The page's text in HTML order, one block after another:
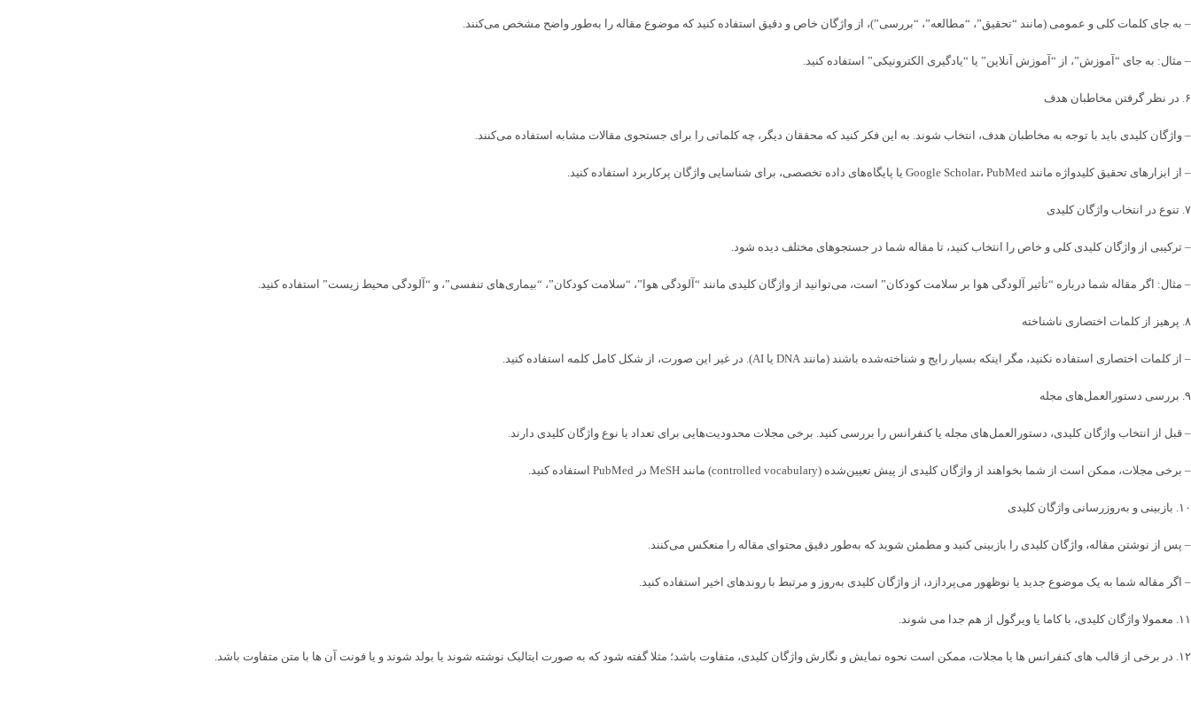
– به جای کلمات کلی و عمومی (مانند “تحقیق”، “مطالعه”، “بررسی”)، از واژگان خاص و دقیق استفاده کنید که موضوع مقاله را به‌طور واضح مشخص می‌کنند.
– مثال: به جای “آموزش”، از “آموزش آنلاین” یا “یادگیری الکترونیکی” استفاده کنید.
۶. در نظر گرفتن مخاطبان هدف
– واژگان کلیدی باید با توجه به مخاطبان هدف، انتخاب شوند. به این فکر کنید که محققان دیگر، چه کلماتی را برای جستجوی مقالات مشابه استفاده می‌کنند.
– از ابزارهای تحقیق کلیدواژه مانند Google Scholar، PubMed یا پایگاه‌های داده تخصصی، برای شناسایی واژگان پرکاربرد استفاده کنید.
۷. تنوع در انتخاب واژگان کلیدی
– ترکیبی از واژگان کلیدی کلی و خاص را انتخاب کنید، تا مقاله شما در جستجوهای مختلف دیده شود.
– مثال: اگر مقاله شما درباره “تأثیر آلودگی هوا بر سلامت کودکان” است، می‌توانید از واژگان کلیدی مانند “آلودگی هوا”، “سلامت کودکان”، “بیماری‌های تنفسی”، و “آلودگی محیط زیست” استفاده کنید.
۸. پرهیز از کلمات اختصاری ناشناخته
– از کلمات اختصاری استفاده نکنید، مگر اینکه بسیار رایج و شناخته‌شده باشند (مانند DNA یا AI). در غیر این صورت، از شکل کامل کلمه استفاده کنید.
۹. بررسی دستورالعمل‌های مجله
– قبل از انتخاب واژگان کلیدی، دستورالعمل‌های مجله یا کنفرانس را بررسی کنید. برخی مجلات محدودیت‌هایی برای تعداد یا نوع واژگان کلیدی دارند.
– برخی مجلات، ممکن است از شما بخواهند از واژگان کلیدی از پیش تعیین‌شده (controlled vocabulary) مانند MeSH در PubMed استفاده کنید.
۱۰. بازبینی و به‌روزرسانی واژگان کلیدی
– پس از نوشتن مقاله، واژگان کلیدی را بازبینی کنید و مطمئن شوید که به‌طور دقیق محتوای مقاله را منعکس می‌کنند.
– اگر مقاله شما به یک موضوع جدید یا نوظهور می‌پردازد، از واژگان کلیدی به‌روز و مرتبط با روندهای اخیر استفاده کنید.
۱۱. معمولا واژگان کلیدی، با کاما یا ویرگول از هم جدا می شوند.
۱۲. در برخی از قالب های کنفرانس ها یا مجلات، ممکن است نحوه نمایش و نگارش واژگان کلیدی، متفاوت باشد؛ مثلا گفته شود که به صورت ایتالیک نوشته شوند یا بولد شوند و یا فونت آن ها با متن متفاوت باشد.